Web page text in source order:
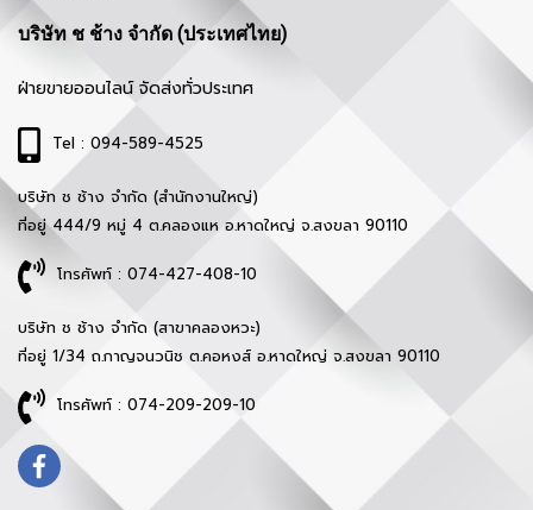
บริษัท ช ช้าง จำกัด (ประเทศไทย)
ฝ่ายขายออนไลน์ จัดส่งทั่วประเทศ
Tel : 094-589-4525
บริษัท ช ช้าง จำกัด (สำนักงานใหญ่)
ที่อยู่ 444/9 หมู่ 4 ต.คลองแห อ.หาดใหญ่ จ.สงขลา 90110
โทรศัพท์ : 074-427-408-10
บริษัท ช ช้าง จำกัด (สาขาคลองหวะ)
ที่อยู่ 1/34 ถ.กาญจนวนิช ต.คอหงส์ อ.หาดใหญ่ จ.สงขลา 90110
โทรศัพท์ : 074-209-209-10